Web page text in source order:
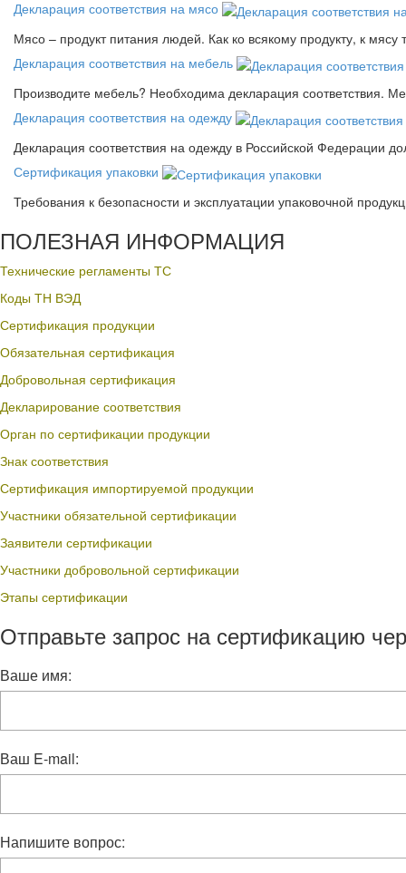
Декларация соответствия на мясо
Мясо – продукт питания людей. Как ко всякому продукту, к мясу
Декларация соответствия на мебель
Производите мебель? Необходима декларация соответствия.
Декларация соответствия на одежду
Декларация соответствия на одежду в Российской Федерации
Сертификация упаковки
Требования к безопасности и эксплуатации упаковочной
ПОЛЕЗНАЯ ИНФОРМАЦИЯ
Технические регламенты ТС
Коды ТН ВЭД
Сертификация продукции
Обязательная сертификация
Добровольная сертификация
Декларирование соответствия
Орган по сертификации продукции
Знак соответствия
Сертификация импортируемой продукции
Участники обязательной сертификации
Заявители сертификации
Участники добровольной сертификации
Этапы сертификации
Отправьте запрос на сертификацию
Ваше имя:
Ваш E-mail:
Напишите вопрос: